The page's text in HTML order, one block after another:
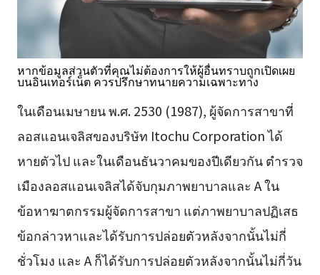
หากข้อมูลส่วนตัวที่คุณไม่ต้องการให้ผู้อื่นทราบถูกเปิดเผย
บนอินเทอร์เน็ต ควรปรึกษาทนายความเฉพาะทาง
ในเดือนเมษายน พ.ศ. 2530 (1987), ผู้จัดการสาขาที่
ลอสแอนเจลิสของบริษัท Itochu Corporation ได้
หายตัวไป และในเดือนธันวาคมของปีเดียวกัน ตำรวจ
เมืองลอสแอนเจลิสได้จับกุมภาพยาบาลและ A ใน
ข้อหาฆาตกรรมผู้จัดการสาขา แต่ภาพยาบาลปฏิเสธ
ข้อกล่าวหาและได้รับการปล่อยตัวหลังจากนั้นไม่กี่
ชั่วโมง และ A ก็ได้รับการปล่อยตัวหลังจากนั้นไม่กี่วัน